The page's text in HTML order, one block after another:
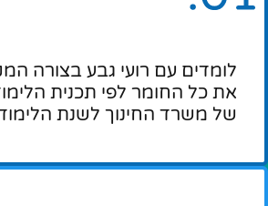
לומדים עם רועי גבע בצורה
את כל החומר לפי תכנית
של משרד החינוך לשנת